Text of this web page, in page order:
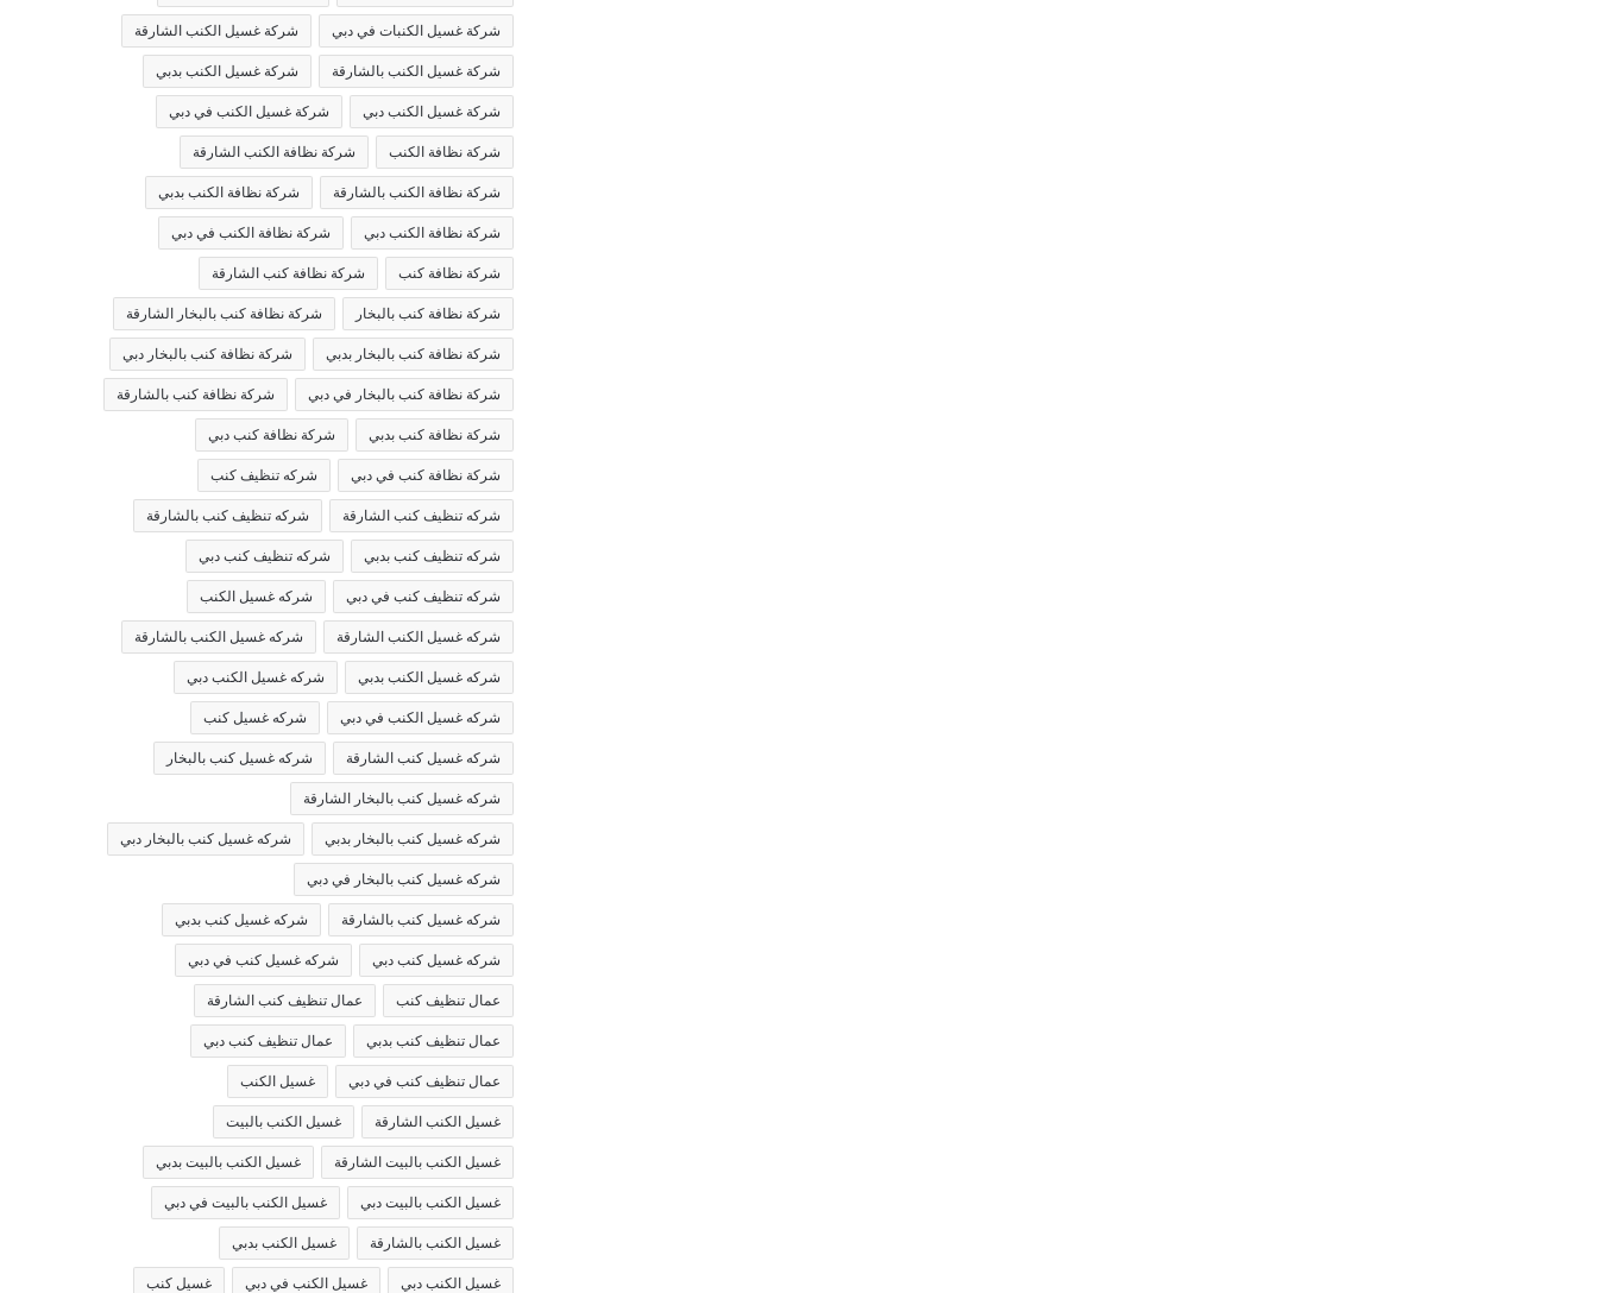
شركة غسيل الكنبات في دبي شركة غسيل الكنب الشارقة
شركة غسيل الكنب بالشارقة شركة غسيل الكنب بدبي
شركة غسيل الكنب دبي شركة غسيل الكنب في دبي
شركة نظافة الكنب شركة نظافة الكنب الشارقة
شركة نظافة الكنب بالشارقة شركة نظافة الكنب بدبي
شركة نظافة الكنب دبي شركة نظافة الكنب في دبي
شركة نظافة كنب شركة نظافة كنب الشارقة
شركة نظافة كنب بالبخار شركة نظافة كنب بالبخار الشارقة
شركة نظافة كنب بالبخار بدبي شركة نظافة كنب بالبخار دبي
شركة نظافة كنب بالبخار في دبي شركة نظافة كنب بالشارقة
شركة نظافة كنب بدبي شركة نظافة كنب دبي
شركة نظافة كنب في دبي شركه تنظيف كنب
شركه تنظيف كنب الشارقة شركه تنظيف كنب بالشارقة
شركه تنظيف كنب بدبي شركه تنظيف كنب دبي
شركه تنظيف كنب في دبي شركه غسيل الكنب
شركه غسيل الكنب الشارقة شركه غسيل الكنب بالشارقة
شركه غسيل الكنب بدبي شركه غسيل الكنب دبي
شركه غسيل الكنب في دبي شركه غسيل كنب
شركه غسيل كنب الشارقة شركه غسيل كنب بالبخار
شركه غسيل كنب بالبخار الشارقة
شركه غسيل كنب بالبخار بدبي شركه غسيل كنب بالبخار دبي
شركه غسيل كنب بالبخار في دبي
شركه غسيل كنب بالشارقة شركه غسيل كنب بدبي
شركه غسيل كنب دبي شركه غسيل كنب في دبي
عمال تنظيف كنب عمال تنظيف كنب الشارقة
عمال تنظيف كنب بدبي عمال تنظيف كنب دبي
عمال تنظيف كنب في دبي غسيل الكنب
غسيل الكنب الشارقة غسيل الكنب بالبيت
غسيل الكنب بالبيت الشارقة غسيل الكنب بالبيت بدبي
غسيل الكنب بالبيت دبي غسيل الكنب بالبيت في دبي
غسيل الكنب بالشارقة غسيل الكنب بدبي
غسيل الكنب دبي غسيل الكنب في دبي غسيل كنب